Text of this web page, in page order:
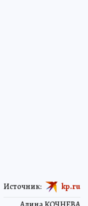
Источник: kp.ru